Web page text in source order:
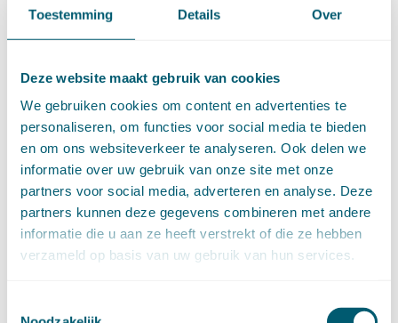
Toestemming Details Over
Deze website maakt gebruik van cookies
We gebruiken cookies om content en advertenties te
personaliseren, om functies voor social media te bieden
en om ons websiteverkeer te analyseren. Ook delen we
informatie over uw gebruik van onze site met onze
partners voor social media, adverteren en analyse. Deze
partners kunnen deze gegevens combineren met andere
informatie die u aan ze heeft verstrekt of die ze hebben
verzameld op basis van uw gebruik van hun services.
de stukken, de regering kennen andere voorbeelden. Ik ben dus
niet bewust selectief.
Ik zag en ik zie geen reden om de twee jaar geleden gekozen
oplos­singen thans via de Awb terzijde te stellen. De regering
heeft zich op dit punt uiteindelijk gewonnen gegeven en heeft bij
nota van wijziging de Wet milieubeheer een aparte positie
gegeven. Mag ik nog eens herhalen dat ik het weinig elegant
vond dat de regering via dit wetsvoorstel heeft gepoogd om de